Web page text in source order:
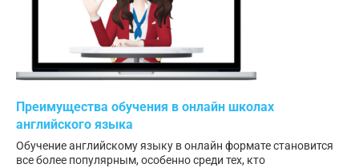
Преимущества обучения в онлайн школах
английского языка
Обучение английскому языку в онлайн формате становится
все более популярным, особенно среди тех, кто